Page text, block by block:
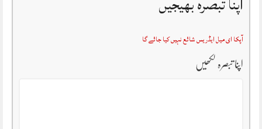
آپکا ای میل ایڈریس شائع نہیں کیا جائے گا
اپنا تبصرہ لکھیں